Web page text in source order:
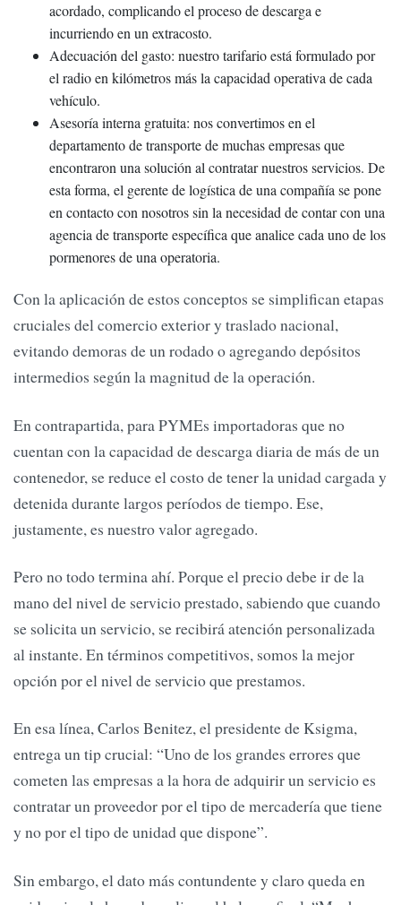
acordado, complicando el proceso de descarga e
incurriendo en un extracosto.
Adecuación del gasto: nuestro tarifario está formulado por
el radio en kilómetros más la capacidad operativa de cada
vehículo.
Asesoría interna gratuita: nos convertimos en el
departamento de transporte de muchas empresas que
encontraron una solución al contratar nuestros servicios. De
esta forma, el gerente de logística de una compañía se pone
en contacto con nosotros sin la necesidad de contar con una
agencia de transporte específica que analice cada uno de los
pormenores de una operatoria.
Con la aplicación de estos conceptos se simplifican etapas
cruciales del comercio exterior y traslado nacional,
evitando demoras de un rodado o agregando depósitos
intermedios según la magnitud de la operación.
En contrapartida, para PYMEs importadoras que no
cuentan con la capacidad de descarga diaria de más de un
contenedor, se reduce el costo de tener la unidad cargada y
detenida durante largos períodos de tiempo. Ese,
justamente, es nuestro valor agregado.
Pero no todo termina ahí. Porque el precio debe ir de la
mano del nivel de servicio prestado, sabiendo que cuando
se solicita un servicio, se recibirá atención personalizada
al instante. En términos competitivos, somos la mejor
opción por el nivel de servicio que prestamos.
En esa línea, Carlos Benitez, el presidente de Ksigma,
entrega un tip crucial: “Uno de los grandes errores que
cometen las empresas a la hora de adquirir un servicio es
contratar un proveedor por el tipo de mercadería que tiene
y no por el tipo de unidad que dispone”.
Sin embargo, el dato más contundente y claro queda en